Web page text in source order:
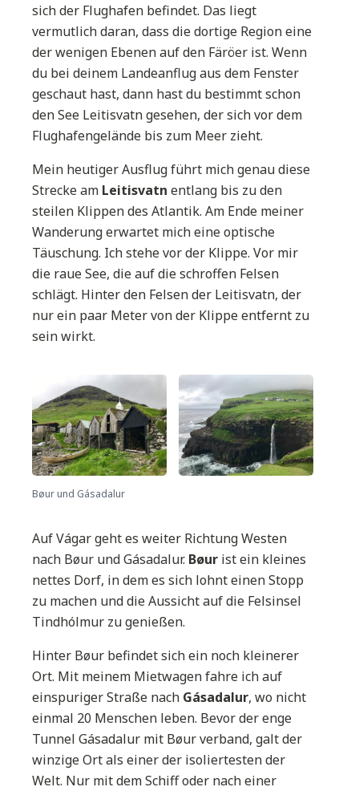
sich der Flughafen befindet. Das liegt
vermutlich daran, dass die dortige Region eine
der wenigen Ebenen auf den Färöer ist. Wenn
du bei deinem Landeanflug aus dem Fenster
geschaut hast, dann hast du bestimmt schon
den See Leitisvatn gesehen, der sich vor dem
Flughafengelände bis zum Meer zieht.
Mein heutiger Ausflug führt mich genau diese
Strecke am Leitisvatn entlang bis zu den
steilen Klippen des Atlantik. Am Ende meiner
Wanderung erwartet mich eine optische
Täuschung. Ich stehe vor der Klippe. Vor mir
die raue See, die auf die schroffen Felsen
schlägt. Hinter den Felsen der Leitisvatn, der
nur ein paar Meter von der Klippe entfernt zu
sein wirkt.
Bøur und Gásadalur
Auf Vágar geht es weiter Richtung Westen
nach Bøur und Gásadalur. Bøur ist ein kleines
nettes Dorf, in dem es sich lohnt einen Stopp
zu machen und die Aussicht auf die Felsinsel
Tindhólmur zu genießen.
Hinter Bøur befindet sich ein noch kleinerer
Ort. Mit meinem Mietwagen fahre ich auf
einspuriger Straße nach Gásadalur, wo nicht
einmal 20 Menschen leben. Bevor der enge
Tunnel Gásadalur mit Bøur verband, galt der
winzige Ort als einer der isoliertesten der
Welt. Nur mit dem Schiff oder nach einer